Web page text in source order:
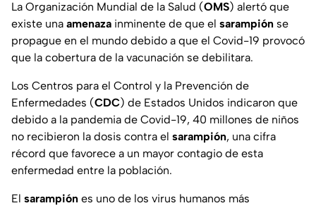
La Organización Mundial de la Salud (OMS) alertó que
existe una amenaza inminente de que el sarampión se
propague en el mundo debido a que el Covid-19 provocó
que la cobertura de la vacunación se debilitara.
Los Centros para el Control y la Prevención de
Enfermedades (CDC) de Estados Unidos indicaron que
debido a la pandemia de Covid-19, 40 millones de niños
no recibieron la dosis contra el sarampión, una cifra
récord que favorece a un mayor contagio de esta
enfermedad entre la población.
El sarampión es uno de los virus humanos más